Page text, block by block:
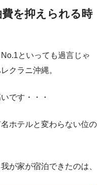
を抑えられる時
といっても過言じゃ
クラニ沖縄。
です・・・
ホテルと変わらない位の
が家が宿泊できたのは、